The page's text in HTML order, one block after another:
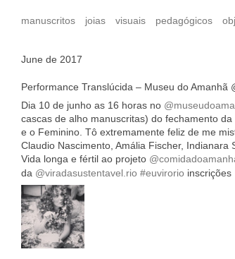
manuscritos joias visuais pedagógicos
June de 2017
Performance Translúcida – Museu do Amanhã
Dia 10 de junho as 16 horas no
cascas de alho manuscritas) do fechamento
e o Feminino. Tô extremamente feliz de me
Claudio Nascimento, Amália Fischer, Indianara
Vida longa e fértil ao projeto
da @viradasustentavel.rio #euvirorio inscrições